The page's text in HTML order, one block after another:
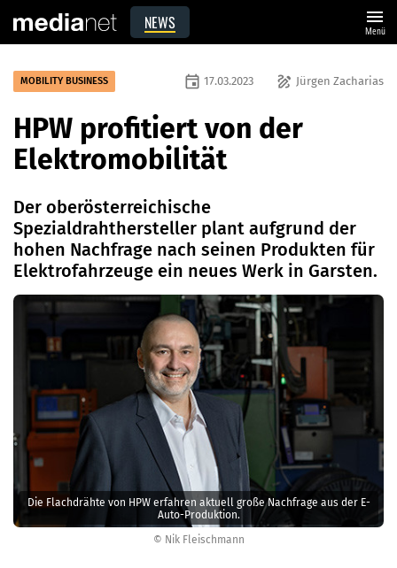
NEWS menu
Menü
© Nik Fleischmann
Die Flachdrähte von HPW erfahren aktuell große Nachfrage aus der E-
Auto-Produktion.
MOBILITY BUSINESS draw Jürgen Zacharias
event 17.03.2023
HPW profitiert von der
Elektromobilität
Der oberösterreichische
Spezialdrahthersteller plant aufgrund der
hohen Nachfrage nach seinen Produkten für
Elektrofahrzeuge ein neues Werk in Garsten.